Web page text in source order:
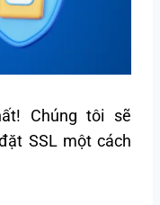
Chúng tôi sẽ
SSL một cách